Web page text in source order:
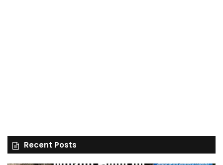
Recent Posts